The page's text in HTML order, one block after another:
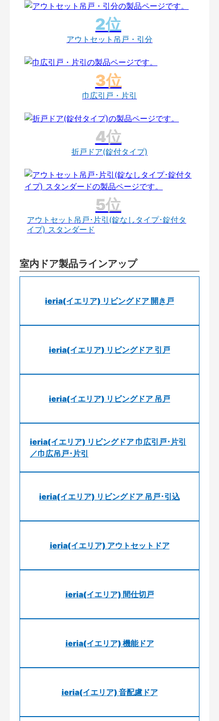
アウトセット吊戸・引分
巾広引戸・片引
折戸ドア(錠付タイプ)
アウトセット吊戸･片引(錠なしタイプ･錠付タ
イプ) スタンダード
室内ドア製品ラインアップ
ieria(イエリア) リビングドア 開き戸
ieria(イエリア) リビングドア 引戸
ieria(イエリア) リビングドア 吊戸
ieria(イエリア) リビングドア 巾広引戸･片引
／巾広吊戸･片引
ieria(イエリア) リビングドア 吊戸･引込
ieria(イエリア) アウトセットドア
ieria(イエリア) 間仕切戸
ieria(イエリア) 機能ドア
ieria(イエリア) 音配慮ドア